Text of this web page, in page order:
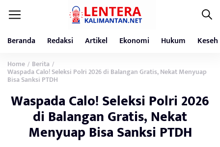
Beranda Redaksi Artikel Ekonomi Hukum
Home / Berita /
Waspada Calo! Seleksi Polri 2026 di Balangan Gratis, Nekat Menyuap
Bisa Sanksi PTDH
Waspada Calo! Seleksi Polri 2026
di Balangan Gratis, Nekat
Menyuap Bisa Sanksi PTDH